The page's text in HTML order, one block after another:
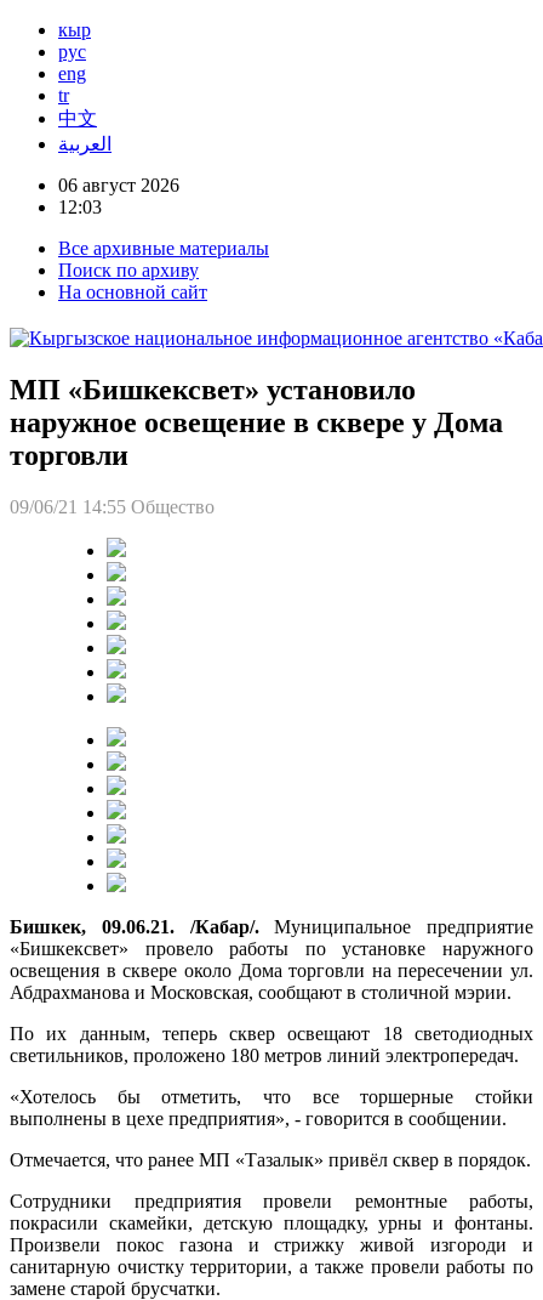
кыр
рус
eng
tr
中文
العربية
06 август 2026
12:03
Все архивные материалы
Поиск по архиву
На основной сайт
МП «Бишкексвет» установило
наружное освещение в сквере у Дома
торговли
09/06/21 14:55 Общество
Бишкек, 09.06.21. /Кабар/.Муниципальное предприятие
«Бишкексвет» провело работы по установке наружного
освещения в сквере около Дома торговли на пересечении ул.
Абдрахманова и Московская, сообщают в столичной мэрии.
По их данным, теперь сквер освещают 18 светодиодных
светильников, проложено 180 метров линий электропередач.
«Хотелось бы отметить, что все торшерные стойки
выполнены в цехе предприятия», - говорится в сообщении.
Отмечается, что ранее МП «Тазалык» привёл сквер в порядок.
Сотрудники предприятия провели ремонтные работы,
покрасили скамейки, детскую площадку, урны и фонтаны.
Произвели покос газона и стрижку живой изгороди и
санитарную очистку территории, а также провели работы по
замене старой брусчатки.